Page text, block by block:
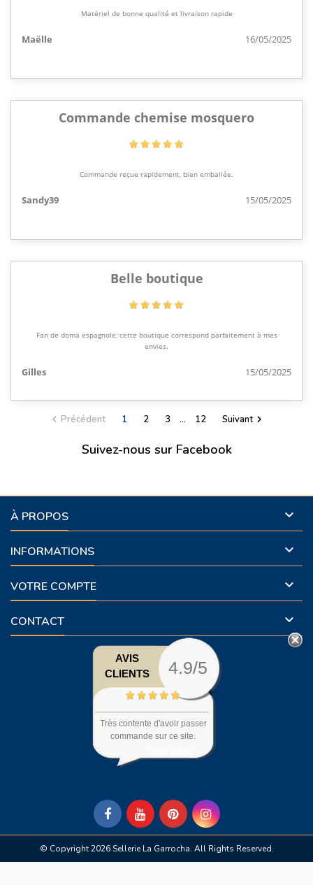
Matériel de bonne qualité et livraison rapide
Maëlle 16/05/2025
Commande chemise mosquero
Commande reçue rapidement, bien emballée.
Sandy39 15/05/2025
Belle boutique
Fan de doma espagnole, cette boutique correspond parfaitement à mes
envies.
Gilles 15/05/2025
 Précédent 1 2 3 … 12 Suivant
Suivez-nous sur Facebook
À PROPOS 
INFORMATIONS 
VOTRE COMPTE 
CONTACT 
AVIS
CLIENTS
4.9/5
Très contente d'avoir passer
commande sur ce site.
© Copyright 2026 Sellerie La Garrocha. All Rights Reserved.